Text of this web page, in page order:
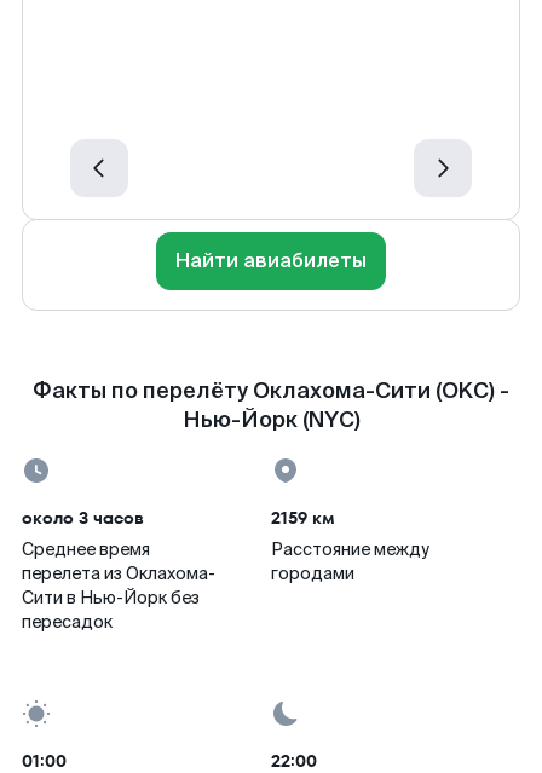
Найти авиабилеты
Факты по перелёту Оклахома-Сити (OKC) -
Нью-Йорк (NYC)
около 3 часов
Среднее время
перелета из Оклахома-
Сити в Нью-Йорк без
пересадок
2159 км
Расстояние между
городами
01:00 22:00